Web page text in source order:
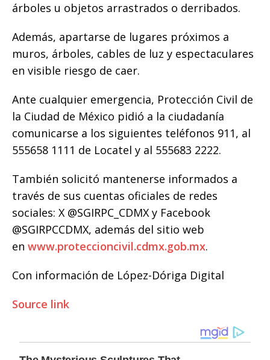
árboles u objetos arrastrados o derribados.
Además, apartarse de lugares próximos a
muros, árboles, cables de luz y espectaculares
en visible riesgo de caer.
Ante cualquier emergencia, Protección Civil de
la Ciudad de México pidió a la ciudadanía
comunicarse a los siguientes teléfonos 911, al
555658 1111 de Locatel y al 555683 2222.
También solicitó mantenerse informados a
través de sus cuentas oficiales de redes
sociales: X @SGIRPC_CDMX y Facebook
@SGIRPCCDMX, además del sitio web
en www.proteccioncivil.cdmx.gob.mx.
Con información de López-Dóriga Digital
Source link